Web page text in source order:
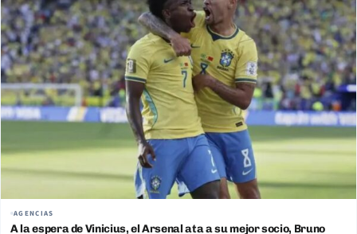
AGENCIAS
A la espera de Vinicius, el Arsenal ata a su mejor socio, Bruno